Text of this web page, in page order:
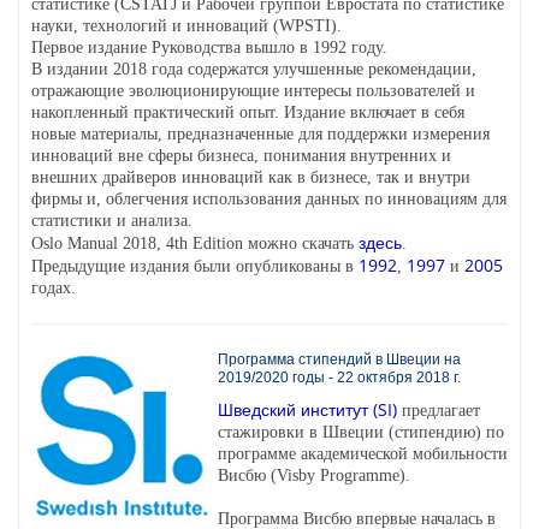
статистике (CSTATJ и Рабочей группой Евростата по статистике
науки, технологий и инноваций (WPSTI).
Первое издание Руководства вышло в 1992 году.
В издании 2018 года содержатся улучшенные рекомендации,
отражающие эволюционирующие интересы пользователей и
накопленный практический опыт. Издание включает в себя
новые материалы, предназначенные для поддержки измерения
инноваций вне сферы бизнеса, понимания внутренних и
внешних драйверов инноваций как в бизнесе, так и внутри
фирмы и, облегчения использования данных по инновациям для
статистики и анализа.
Oslo Manual 2018, 4th Edition можно скачать здесь.
Предыдущие издания были опубликованы в 1992, 1997 и 2005
годах.
Программа стипендий в Швеции на
2019/2020 годы - 22 октября 2018 г.
Шведский институт (SI) предлагает
стажировки в Швеции (стипендию) по
программе академической мобильности
Висбю (Visby Programme).
Программа Висбю впервые началась в